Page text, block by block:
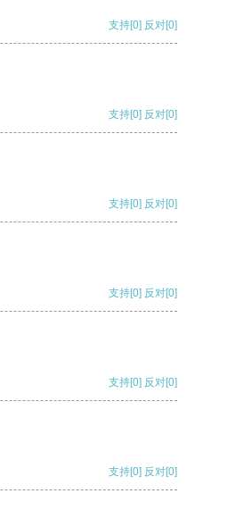
支持[0] 反对[0]
支持[0] 反对[0]
支持[0] 反对[0]
支持[0] 反对[0]
支持[0] 反对[0]
支持[0] 反对[0]